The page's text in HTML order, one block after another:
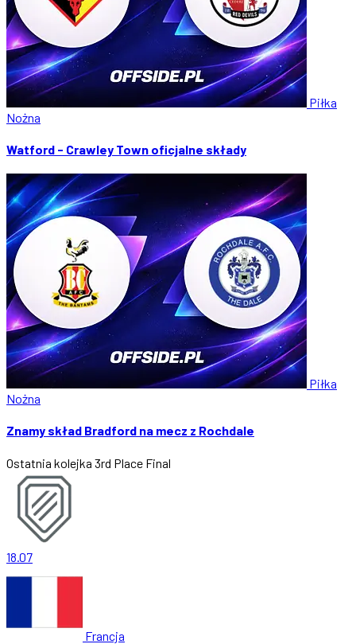
Piłka
Nożna
Watford - Crawley Town oficjalne składy
Piłka
Nożna
Znamy skład Bradford na mecz z Rochdale
Ostatnia kolejka 3rd Place Final
18.07
Francja